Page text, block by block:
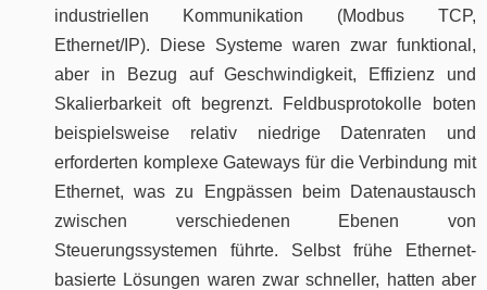
industriellen Kommunikation (Modbus TCP,
Ethernet/IP). Diese Systeme waren zwar funktional,
aber in Bezug auf Geschwindigkeit, Effizienz und
Skalierbarkeit oft begrenzt. Feldbusprotokolle boten
beispielsweise relativ niedrige Datenraten und
erforderten komplexe Gateways für die Verbindung mit
Ethernet, was zu Engpässen beim Datenaustausch
zwischen verschiedenen Ebenen von
Steuerungssystemen führte. Selbst frühe Ethernet-
basierte Lösungen waren zwar schneller, hatten aber